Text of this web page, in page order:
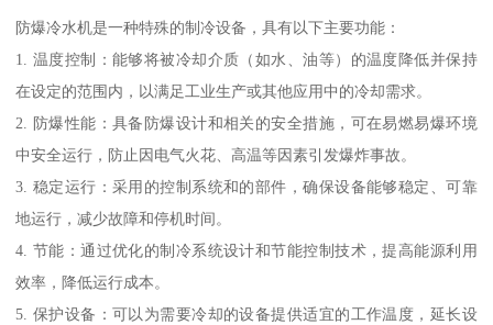
防爆冷水机是一种特殊的制冷设备，具有以下主要功能：
1. 温度控制：能够将被冷却介质（如水、油等）的温度降低并保持
在设定的范围内，以满足工业生产或其他应用中的冷却需求。
2. 防爆性能：具备防爆设计和相关的安全措施，可在易燃易爆环境
中安全运行，防止因电气火花、高温等因素引发爆炸事故。
3. 稳定运行：采用的控制系统和的部件，确保设备能够稳定、可靠
地运行，减少故障和停机时间。
4. 节能：通过优化的制冷系统设计和节能控制技术，提高能源利用
效率，降低运行成本。
5. 保护设备：可以为需要冷却的设备提供适宜的工作温度，延长设